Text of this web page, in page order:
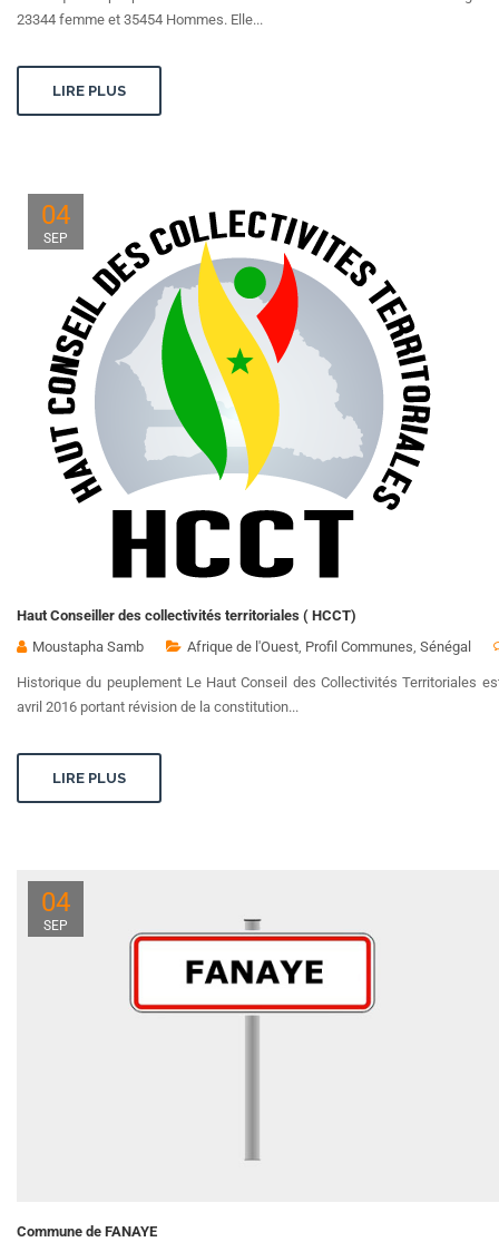
23344 femme et 35454 Hommes. Elle...
LIRE PLUS
04
SEP
Haut Conseiller des collectivités territoriales ( HCCT)
Moustapha Samb
Afrique de l'Ouest Profil Communes Sénégal
Historique du peuplement Le Haut Conseil des Collectivités Territoriales
avril 2016 portant révision de la constitution...
LIRE PLUS
04
SEP
Commune de FANAYE